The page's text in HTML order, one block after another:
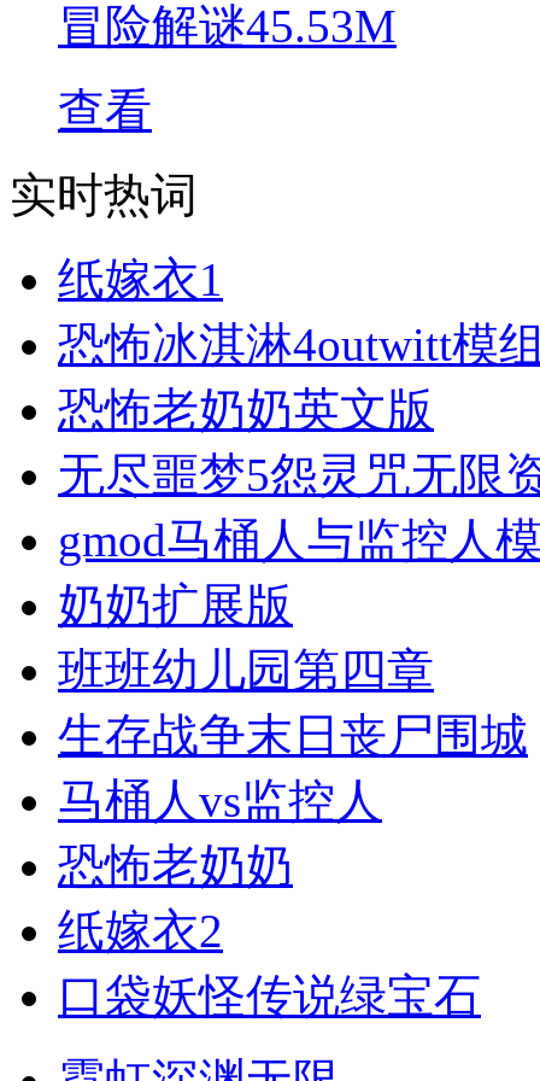
冒险解谜45.53M
查看
实时热词
纸嫁衣1
恐怖冰淇淋4outwitt模
恐怖老奶奶英文版
无尽噩梦5怨灵咒无限
gmod马桶人与监控人
奶奶扩展版
班班幼儿园第四章
生存战争末日丧尸围城
马桶人vs监控人
恐怖老奶奶
纸嫁衣2
口袋妖怪传说绿宝石